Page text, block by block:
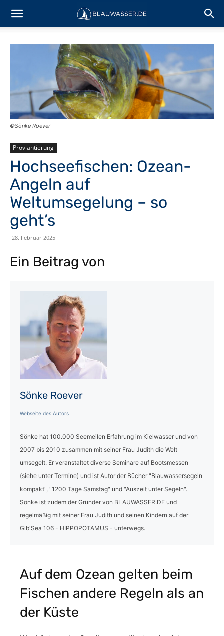
©Sönke Roever
Proviantierung
Hochseefischen: Ozean-
Angeln auf
Weltumsegelung – so
geht’s
28. Februar 2025
Ein Beitrag von
Sönke Roever
Webseite des Autors
Sönke hat 100.000 Seemeilen Erfahrung im Kielwasser und von
2007 bis 2010 zusammen mit seiner Frau Judith die Welt
umsegelt. Er veranstaltet diverse Seminare auf Bootsmessen
(siehe unter Termine) und ist Autor der Bücher "Blauwassersegeln
kompakt", "1200 Tage Samstag" und "Auszeit unter Segeln".
Sönke ist zudem der Gründer von BLAUWASSER.DE und
regelmäßig mit seiner Frau Judith und seinen Kindern auf der
Gib'Sea 106 - HIPPOPOTAMUS - unterwegs.
Auf dem Ozean gelten beim
Fischen andere Regeln als an
der Küste